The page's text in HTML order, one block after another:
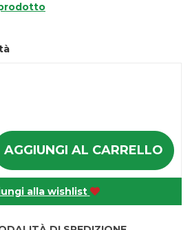
AGGIUNGI AL CARRELLO
alla wishlist